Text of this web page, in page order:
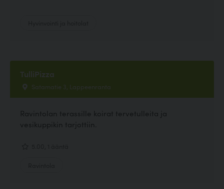
TulliPizza
Satamatie 3, Lappeenranta
Ravintolan terassille koirat tervetulleita ja
vesikuppikin tarjottiin.